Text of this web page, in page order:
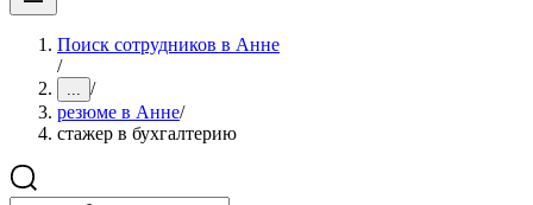
Поиск сотрудников в Анне
/
... /
резюме в Анне/
стажер в бухгалтерию